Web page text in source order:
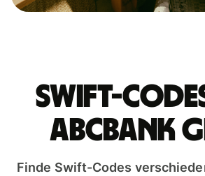
Swift-
ABCBANK
Finde Swift-Codes